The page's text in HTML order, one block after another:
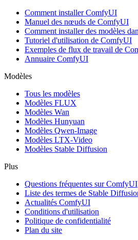
Comment installer ComfyUI
Manuel des nœuds de ComfyUI
Comment installer des modèles
Tutoriel d'utilisation de ComfyUI
Exemples de flux de travail de
Annuaire ComfyUI
Modèles
Tous les modèles
Modèles FLUX
Modèles Wan
Modèles Hunyuan
Modèles Qwen-Image
Modèles LTX-Video
Modèles Stable Diffusion
Plus
Questions fréquentes sur ComfyUI
Liste des termes de Stable
Actualités ComfyUI
Conditions d'utilisation
Politique de confidentialité
Plan du site